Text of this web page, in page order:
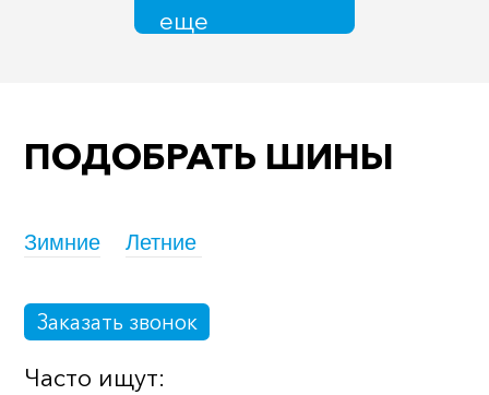
еще
ПОДОБРАТЬ ШИНЫ
Зимние Летние
Заказать звонок
Часто ищут: